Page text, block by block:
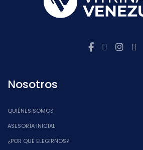
Nosotros
QUIÉNES SOMOS
ASESORÍA INICIAL
¿POR QUÉ ELEGIRNOS?